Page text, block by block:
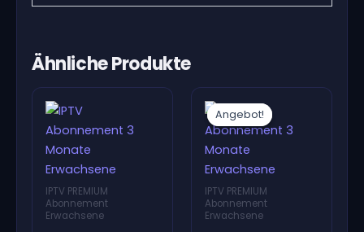
Ähnliche Produkte
IPTV PREMIUM
Abonnement
Erwachsene
Angebot!
Angebot!
IPTV PREMIUM
Abonnement
Erwachsene